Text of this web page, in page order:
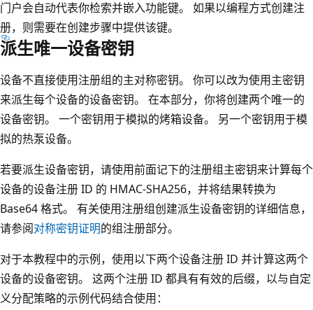
门户会自动代表你检索并嵌入功能键。 如果以编程方式创建注
册，则需要在创建步骤中提供该键。
派生唯一设备密钥
设备不直接使用注册组的主对称密钥。 你可以改为使用主密钥
来派生每个设备的设备密钥。 在本部分，你将创建两个唯一的
设备密钥。 一个密钥用于模拟的烤箱设备。 另一个密钥用于模
拟的热泵设备。
若要派生设备密钥，请使用前面记下的注册组主密钥来计算每个
设备的设备注册 ID 的 HMAC-SHA256，并将结果转换为
Base64 格式。 有关使用注册组创建派生设备密钥的详细信息，
请参阅对称密钥证明的组注册部分。
对于本教程中的示例，使用以下两个设备注册 ID 并计算这两个
设备的设备密钥。 这两个注册 ID 都具有有效的后缀，以与自定
义分配策略的示例代码结合使用：